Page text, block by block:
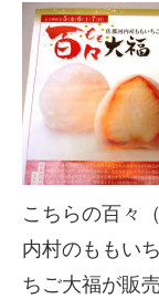
こちらの百々
内村のももい
ちご大福が販